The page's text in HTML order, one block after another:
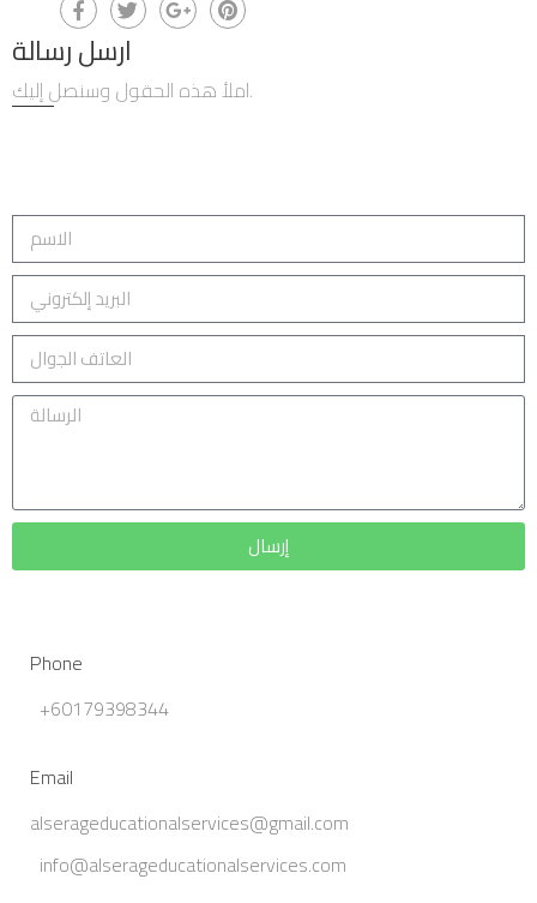
ارسل رسالة
املأ هذه الحقول وسنصل إليك.
إرسال
Phone
+60179398344
Email
alserageducationalservices@gmail.com
info@alserageducationalservices.com